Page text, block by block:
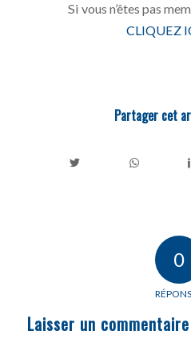
Si vous n’êtes pas
CLIQUEZ
Partager cet
0
Laisser un commentaire